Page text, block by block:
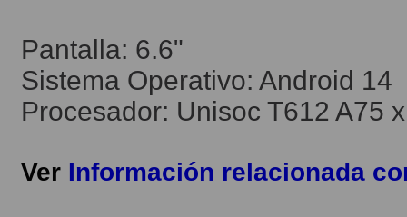
Pantalla: 6.6"
Sistema Operativo: Android 14
Procesador: Unisoc T612 A75
Ver Información relacionada